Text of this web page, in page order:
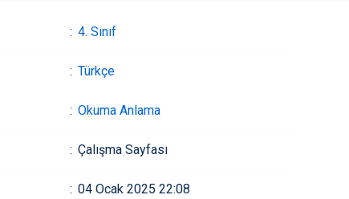
4. Sınıf
Türkçe
Okuma Anlama
Çalışma Sayfası
04 Ocak 2025 22:08